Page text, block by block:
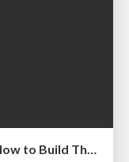
Principles of Awesome APIs and How to Build Them.